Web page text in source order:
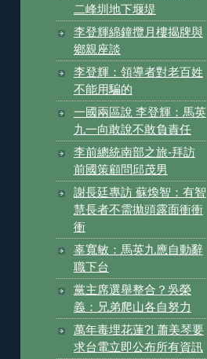
二峰圳地下堰堤
李登輝綿鐘攬月樓揭牌與
鄉親座談
李登輝：領導者對老百姓
不能用騙的
一國兩區說 李登輝：馬英
九一向敢說不敢負責任
李前總統南部之旅-拜訪
前國策顧問邱茂男
謝長廷專訪 蘇煥智：有智
慧長者不需拋頭露面衝衝
衝
辜寬敏：馬英九應自動辭
職下台
黨主席選舉整合？吳榮
義：兄弟爬山各自努力
萬年毒埋花蓮?! 蕭美琴要
求台電立即公布所有資訊